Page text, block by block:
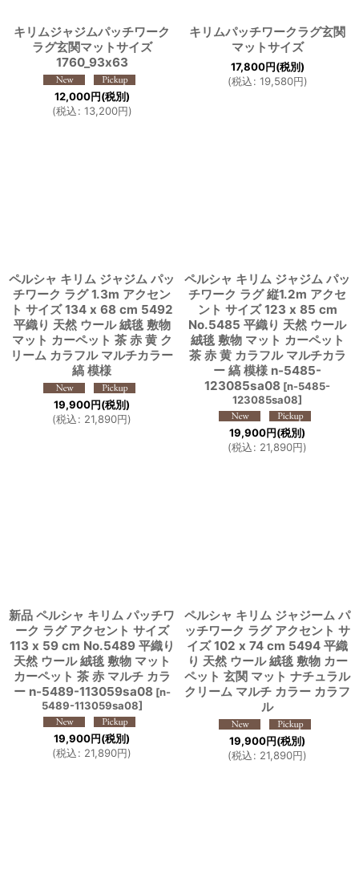
キリムジャジムパッチワーク
ラグ玄関マットサイズ
1760_93x63
12,000円(税別)
(税込: 13,200円)
キリムパッチワークラグ玄関
マットサイズ
17,800円(税別)
(税込: 19,580円)
ペルシャ キリム ジャジム パッ
チワーク ラグ 1.3m アクセン
ト サイズ 134 x 68 cm 5492
平織り 天然 ウール 絨毯 敷物
マット カーペット 茶 赤 黄 ク
リーム カラフル マルチカラー
縞 模様
19,900円(税別)
(税込: 21,890円)
ペルシャ キリム ジャジム パッ
チワーク ラグ 縦1.2m アクセ
ント サイズ 123 x 85 cm
No.5485 平織り 天然 ウール
絨毯 敷物 マット カーペット
茶 赤 黄 カラフル マルチカラ
ー 縞 模様 n-5485-
123085sa08 [n-5485-
123085sa08]
19,900円(税別)
(税込: 21,890円)
新品 ペルシャ キリム パッチワ
ーク ラグ アクセント サイズ
113 x 59 cm No.5489 平織り
天然 ウール 絨毯 敷物 マット
カーペット 茶 赤 マルチ カラ
ー n-5489-113059sa08 [n-
5489-113059sa08]
19,900円(税別)
(税込: 21,890円)
ペルシャ キリム ジャジーム パ
ッチワーク ラグ アクセント サ
イズ 102 x 74 cm 5494 平織
り 天然 ウール 絨毯 敷物 カー
ペット 玄関 マット ナチュラル
クリーム マルチ カラー カラフ
ル
19,900円(税別)
(税込: 21,890円)